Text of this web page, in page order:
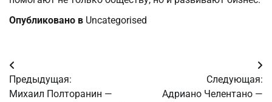
Опубликовано в Uncategorised
Навигация
по
Предыдущая:
Михаил Полторанин —
Следующая:
Адриано Челентано —